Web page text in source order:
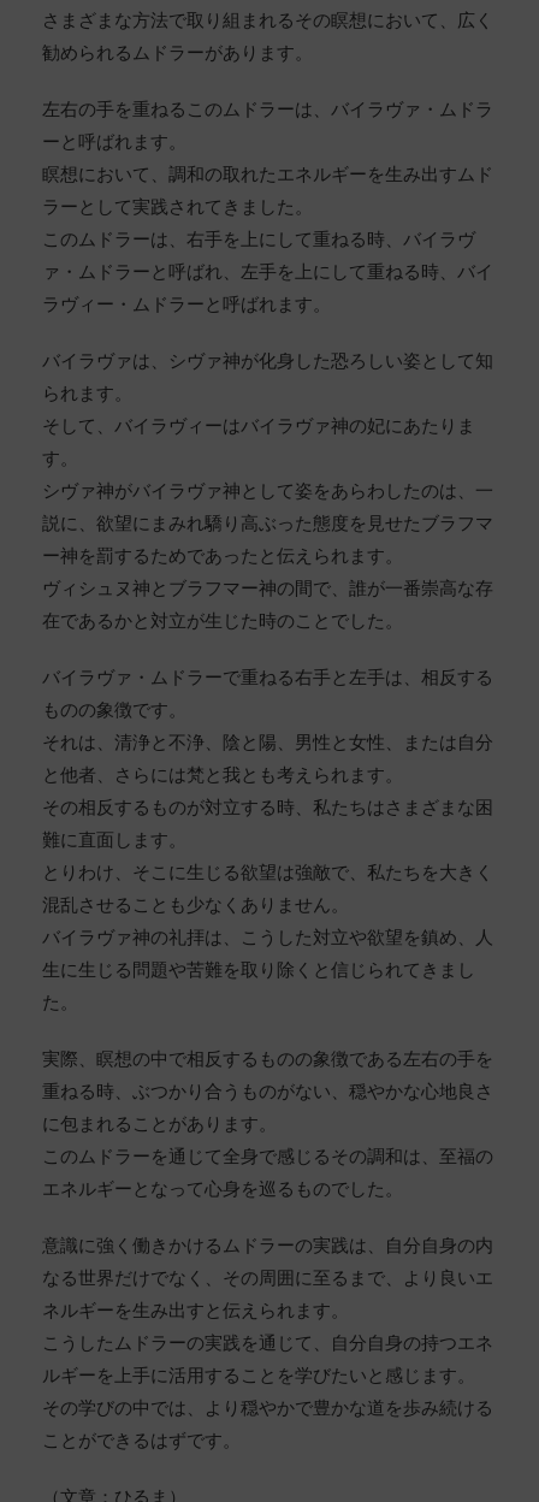
さまざまな方法で取り組まれるその瞑想において、広く
勧められるムドラーがあります。
左右の手を重ねるこのムドラーは、バイラヴァ・ムドラ
ーと呼ばれます。
瞑想において、調和の取れたエネルギーを生み出すムド
ラーとして実践されてきました。
このムドラーは、右手を上にして重ねる時、バイラヴ
ァ・ムドラーと呼ばれ、左手を上にして重ねる時、バイ
ラヴィー・ムドラーと呼ばれます。
バイラヴァは、シヴァ神が化身した恐ろしい姿として知
られます。
そして、バイラヴィーはバイラヴァ神の妃にあたりま
す。
シヴァ神がバイラヴァ神として姿をあらわしたのは、一
説に、欲望にまみれ驕り高ぶった態度を見せたブラフマ
ー神を罰するためであったと伝えられます。
ヴィシュヌ神とブラフマー神の間で、誰が一番崇高な存
在であるかと対立が生じた時のことでした。
バイラヴァ・ムドラーで重ねる右手と左手は、相反する
ものの象徴です。
それは、清浄と不浄、陰と陽、男性と女性、または自分
と他者、さらには梵と我とも考えられます。
その相反するものが対立する時、私たちはさまざまな困
難に直面します。
とりわけ、そこに生じる欲望は強敵で、私たちを大きく
混乱させることも少なくありません。
バイラヴァ神の礼拝は、こうした対立や欲望を鎮め、人
生に生じる問題や苦難を取り除くと信じられてきまし
た。
実際、瞑想の中で相反するものの象徴である左右の手を
重ねる時、ぶつかり合うものがない、穏やかな心地良さ
に包まれることがあります。
このムドラーを通じて全身で感じるその調和は、至福の
エネルギーとなって心身を巡るものでした。
意識に強く働きかけるムドラーの実践は、自分自身の内
なる世界だけでなく、その周囲に至るまで、より良いエ
ネルギーを生み出すと伝えられます。
こうしたムドラーの実践を通じて、自分自身の持つエネ
ルギーを上手に活用することを学びたいと感じます。
その学びの中では、より穏やかで豊かな道を歩み続ける
ことができるはずです。
（文章：ひるま）